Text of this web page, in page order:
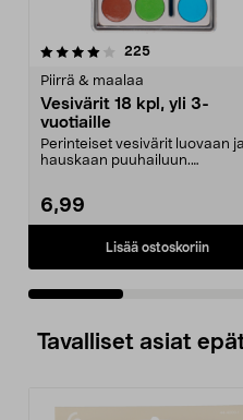
225arvostelut
Piirrä & maalaa
Vesivärit 18 kpl, yli 3-
vuotiaille
Perinteiset vesivärit luovaan ja
hauskaan puuhailuun.
6,99
Lisää ostoskoriin
4.5 viidestä
Tavalliset asiat